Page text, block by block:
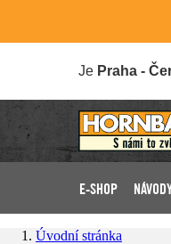
Je Praha -
E-SHOP
Úvodní stránka